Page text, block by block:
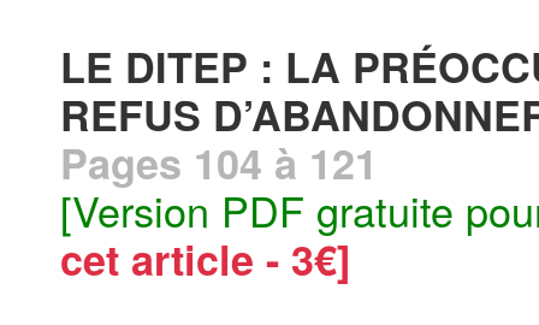
LE DITEP : LA
REFUS
Pages 104 à 121
[Version PDF gratuite
cet article - 3€]